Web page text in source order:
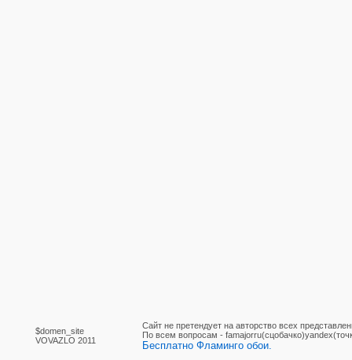
$domen_site
VOVAZLO 2011
Сайт не претендует на авторство всех
По вcем вопросам -
Бесплатно Фламинго обои.